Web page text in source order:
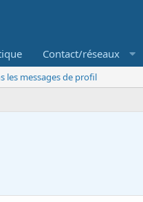
Contact/réseaux
les messages de profil